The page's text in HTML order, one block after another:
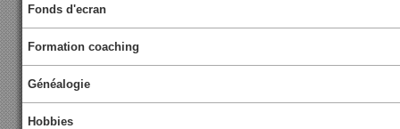
Fonds d'ecran
Formation coaching
Généalogie
Hobbies